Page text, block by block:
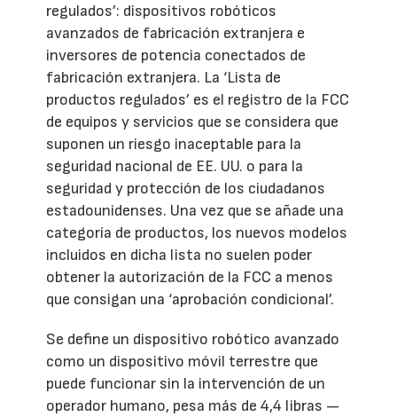
regulados’: dispositivos robóticos
avanzados de fabricación extranjera e
inversores de potencia conectados de
fabricación extranjera. La ‘Lista de
productos regulados’ es el registro de la FCC
de equipos y servicios que se considera que
suponen un riesgo inaceptable para la
seguridad nacional de EE. UU. o para la
seguridad y protección de los ciudadanos
estadounidenses. Una vez que se añade una
categoría de productos, los nuevos modelos
incluidos en dicha lista no suelen poder
obtener la autorización de la FCC a menos
que consigan una ‘aprobación condicional’.
Se define un dispositivo robótico avanzado
como un dispositivo móvil terrestre que
puede funcionar sin la intervención de un
operador humano, pesa más de 4,4 libras —